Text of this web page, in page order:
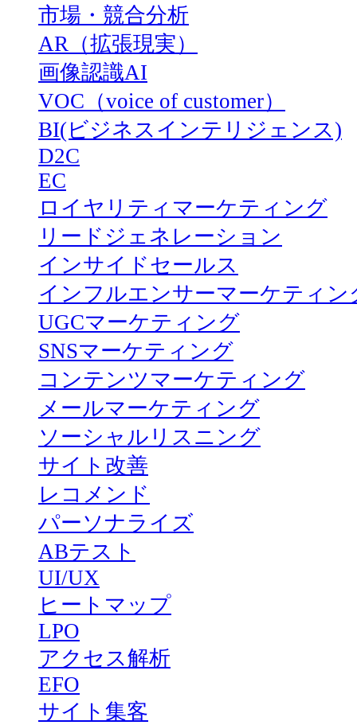
市場・競合分析
AR（拡張現実）
画像認識AI
VOC（voice of customer）
BI(ビジネスインテリジェンス)
D2C
EC
ロイヤリティマーケティング
リードジェネレーション
インサイドセールス
インフルエンサーマーケティン
UGCマーケティング
SNSマーケティング
コンテンツマーケティング
メールマーケティング
ソーシャルリスニング
サイト改善
レコメンド
パーソナライズ
ABテスト
UI/UX
ヒートマップ
LPO
アクセス解析
EFO
サイト集客